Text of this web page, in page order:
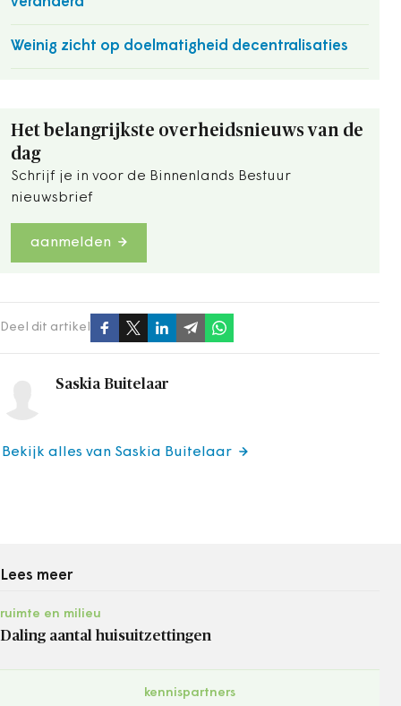
Weinig zicht op doelmatigheid decentralisaties
Het belangrijkste overheidsnieuws van de
dag
Schrijf je in voor de Binnenlands Bestuur
nieuwsbrief
aanmelden
Deel dit artikel
Saskia Buitelaar
Bekijk alles van Saskia Buitelaar
Lees meer
ruimte en milieu
Daling aantal huisuitzettingen
kennispartners